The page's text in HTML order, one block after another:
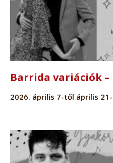
Barrida variációk –
2026. április 7-től április